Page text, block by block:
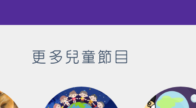
更多兒童節目